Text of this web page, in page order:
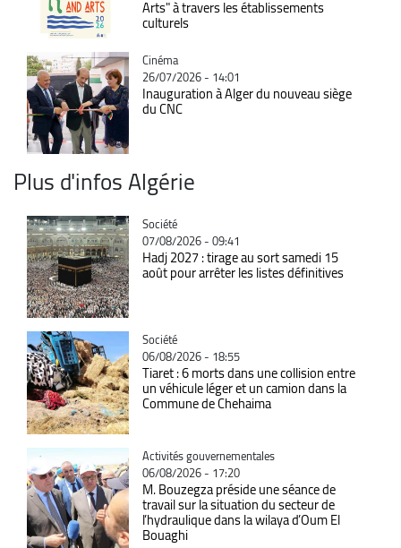
Arts" à travers les établissements
culturels
Catégorie
Cinéma
26/07/2026 - 14:01
Inauguration à Alger du nouveau siège
du CNC
Plus d'infos Algérie
Catégorie
Société
07/08/2026 - 09:41
Hadj 2027 : tirage au sort samedi 15
août pour arrêter les listes définitives
Catégorie
Société
06/08/2026 - 18:55
Tiaret : 6 morts dans une collision entre
un véhicule léger et un camion dans la
Commune de Chehaima
Catégorie
Activités gouvernementales
06/08/2026 - 17:20
M. Bouzegza préside une séance de
travail sur la situation du secteur de
l’hydraulique dans la wilaya d’Oum El
Bouaghi